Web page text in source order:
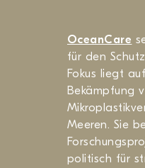
OceanCare
für den
Fokus liegt
Bekämpfung
Meeren. Sie
politisch für